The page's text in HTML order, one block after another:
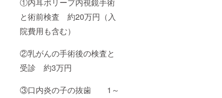
と術前検査 約20万円（入
院費用も含む）
②乳がんの手術後の検査と
受診 約3万円
③口内炎の子の抜歯 1～